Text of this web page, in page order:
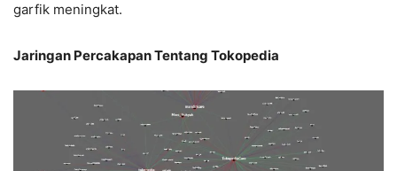
garfik meningkat.
Jaringan Percakapan Tentang Tokopedia